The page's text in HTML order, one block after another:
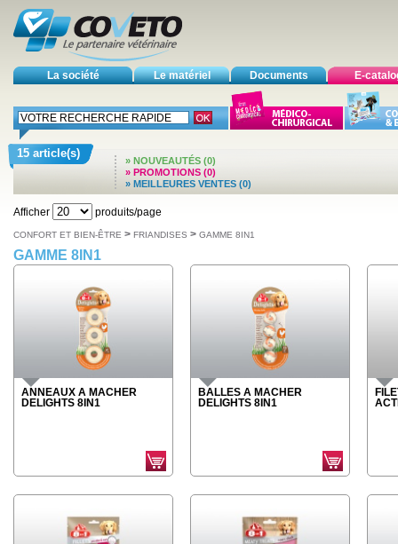
La société Le matériel Documents E-
15 article(s)
» NOUVEAUTÉS (0)
» PROMOTIONS (0)
» MEILLEURES VENTES (0)
Afficher produits/page
CONFORT ET BIEN-ÊTRE > FRIANDISES > GAMME 8IN1
GAMME 8IN1
ANNEAUX A MACHER
DELIGHTS 8IN1
BALLES A MACHER
DELIGHTS 8IN1